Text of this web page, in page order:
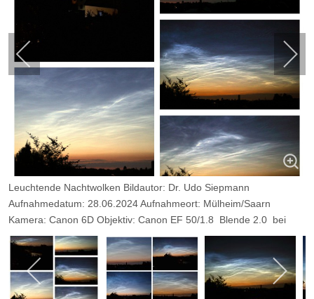
Leuchtende Nachtwolken Bildautor: Dr. Udo Siepmann
Aufnahmedatum: 28.06.2024 Aufnahmeort: Mülheim/Saarn
Kamera: Canon 6D Objektiv: Canon EF 50/1.8 Blende 2.0 bei
unterschiedlichen
Belichtungszeiten